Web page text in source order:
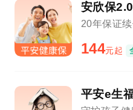
安欣保
20年保证
144元起
平安e生